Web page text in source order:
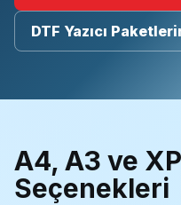
DTF Yazıcı
A4, A3 ve
Seçenekleri